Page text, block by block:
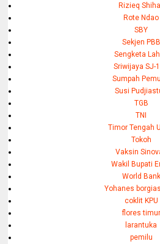
Rizieq
Rote Ndao
SBY
Sekjen PBB
Sengketa
Sriwijaya SJ-
Sumpah
Susi
TGB
TNI
Timor Tengah
Tokoh
Vaksin
Wakil Bupati
World Bank
Yohanes
coklit KPU
flores timur
larantuka
pemilu